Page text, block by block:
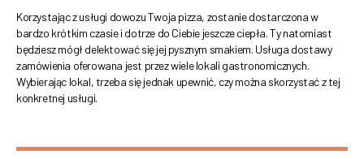
Korzystając z usługi dowozu Twoja pizza, zostanie dostarczona w
bardzo krótkim czasie i dotrze do Ciebie jeszcze ciepła. Ty natomiast
będziesz mógł delektować się jej pysznym smakiem. Usługa dostawy
zamówienia oferowana jest przez wiele lokali gastronomicznych.
Wybierając lokal, trzeba się jednak upewnić, czy można skorzystać z tej
konkretnej usługi.